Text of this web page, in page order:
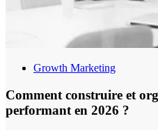
Growth Marketing
Comment construire et
performant en 2026 ?